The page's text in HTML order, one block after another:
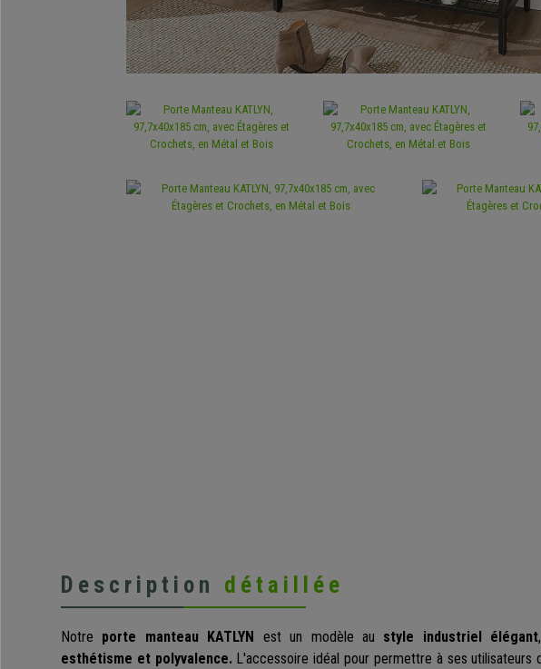
Description détaillée
Notre porte manteau KATLYN est un modèle au style industriel élégant
esthétisme et polyvalence. L'accessoire idéal pour permettre à ses utilisateurs